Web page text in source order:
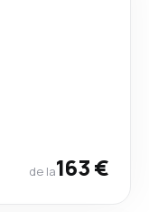
de la163 €